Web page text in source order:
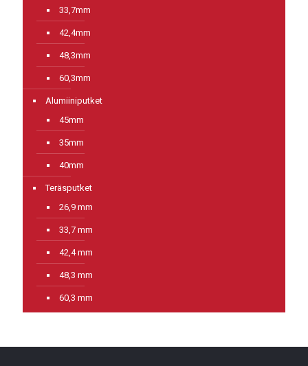
33,7mm
42,4mm
48,3mm
60,3mm
Alumiiniputket
45mm
35mm
40mm
Teräsputket
26,9 mm
33,7 mm
42,4 mm
48,3 mm
60,3 mm